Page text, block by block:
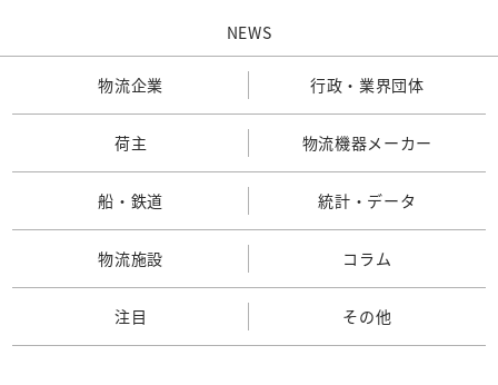
NEWS
物流企業 行政・業界団体
荷主 物流機器メーカー
船・鉄道 統計・データ
物流施設 コラム
注目 その他